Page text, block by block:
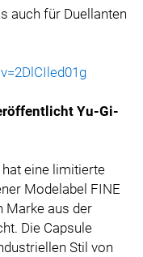
auch für Duellanten
Yu-Gi-
eine limitierte
Modelabel FINE
Marke aus der
Die Capsule
Stil von